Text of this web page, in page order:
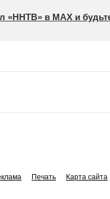
«ННТВ» в МАХ и
Печать Карта сайта